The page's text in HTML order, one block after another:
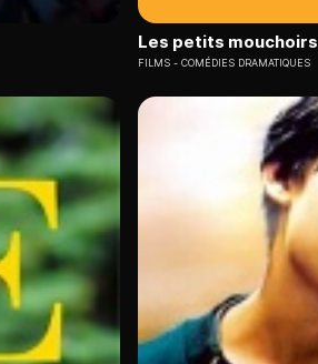
Les petits mouchoirs
FILMS COMÉDIES DRAMATIQUES